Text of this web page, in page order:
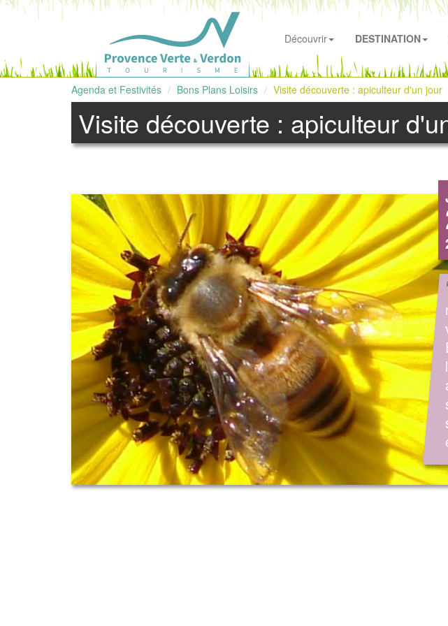
Découvrir
DESTINATION
Agenda et Festivités Bons Plans Loisirs Visite découverte : apiculteur d'un jour
Visite découverte : apiculteur